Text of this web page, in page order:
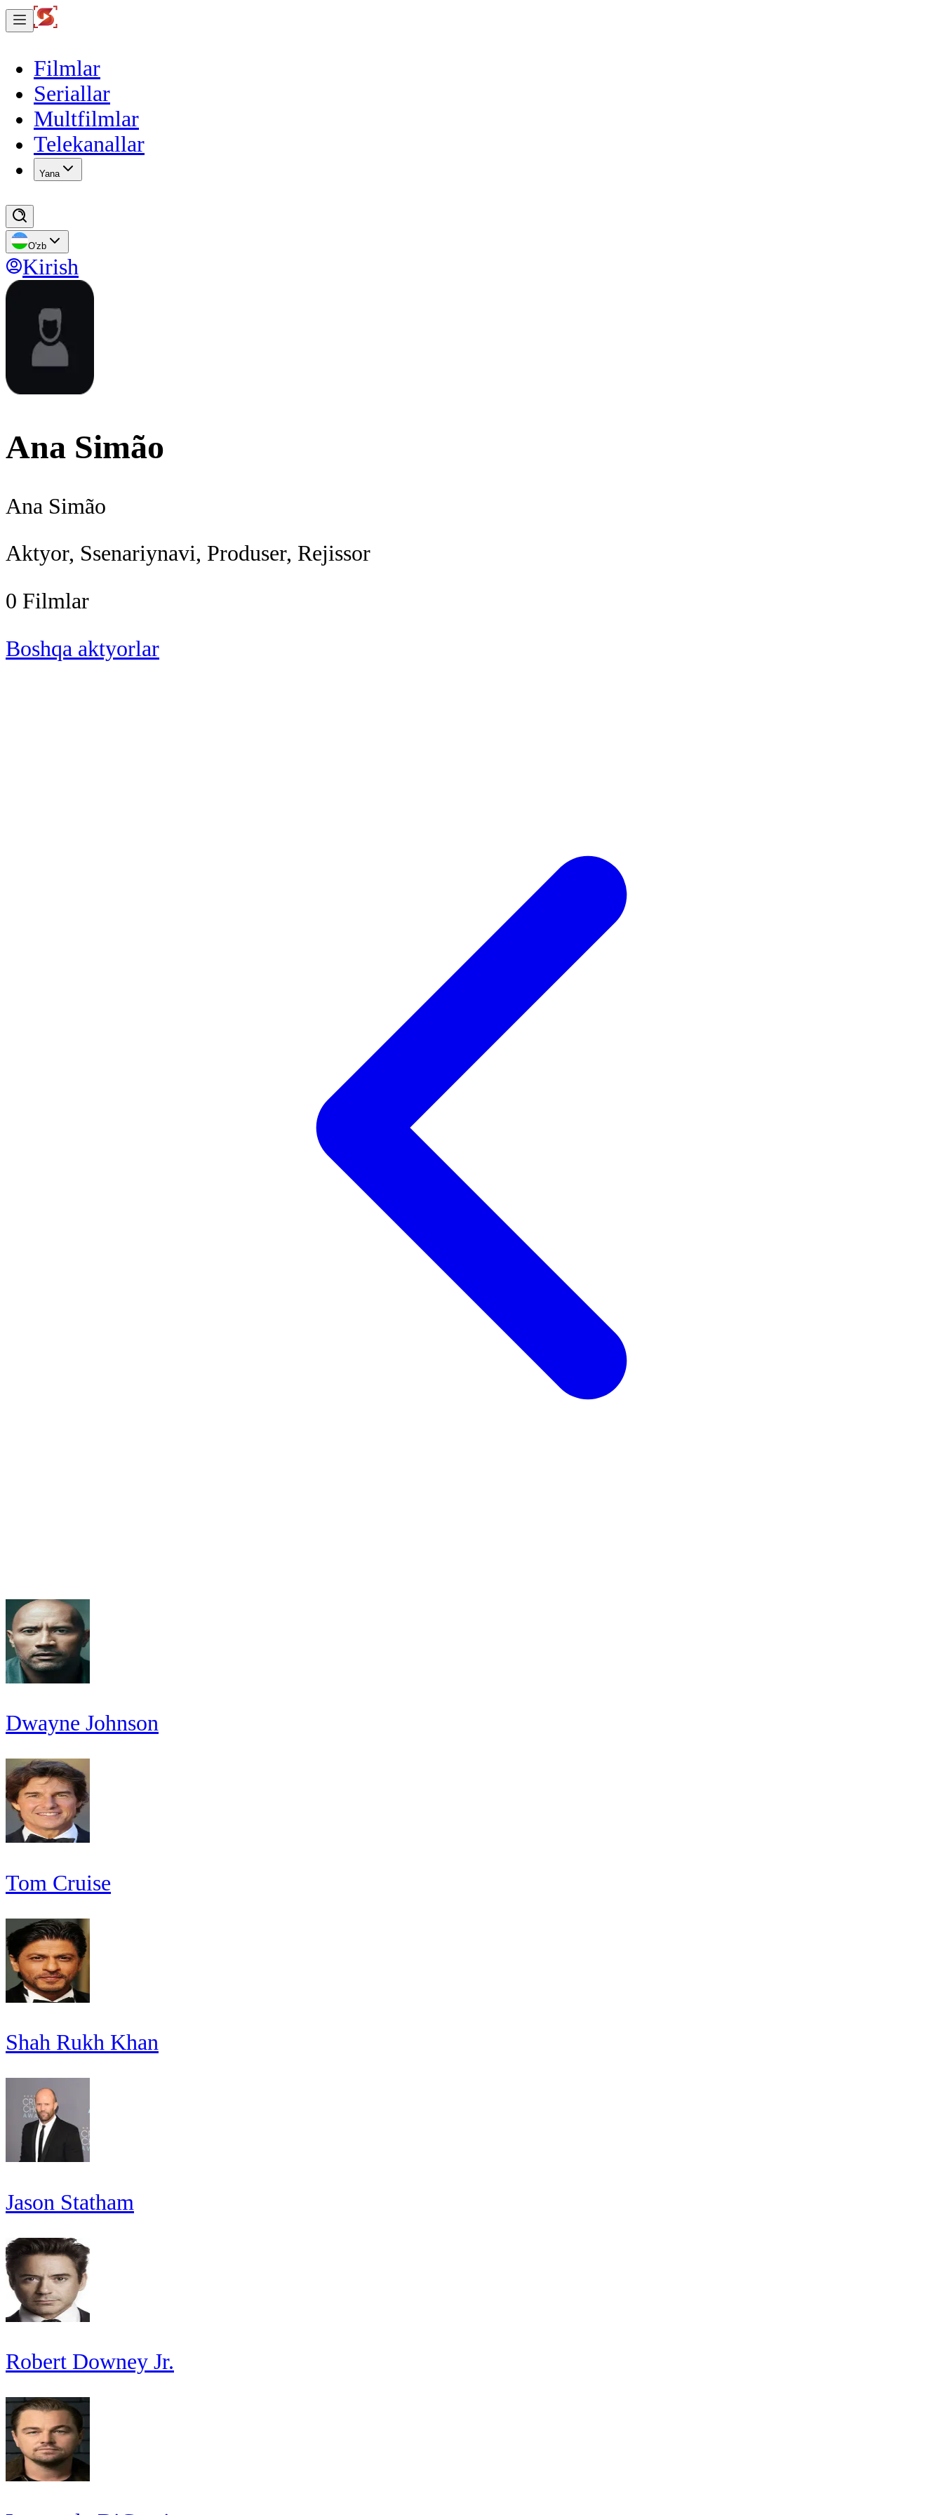
Filmlar
Seriallar
Multfilmlar
Telekanallar
Yana
O'zb
Kirish
Ana Simão
Ana Simão
Aktyor, Ssenariynavi, Produser, Rejissor
0 Filmlar
Boshqa aktyorlar
Dwayne Johnson
Tom Cruise
Shah Rukh Khan
Jason Statham
Robert Downey Jr.